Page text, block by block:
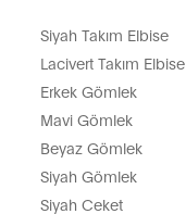
Siyah Takım Elbise
Lacivert Takım Elbise
Erkek Gömlek
Mavi Gömlek
Beyaz Gömlek
Siyah Gömlek
Siyah Ceket